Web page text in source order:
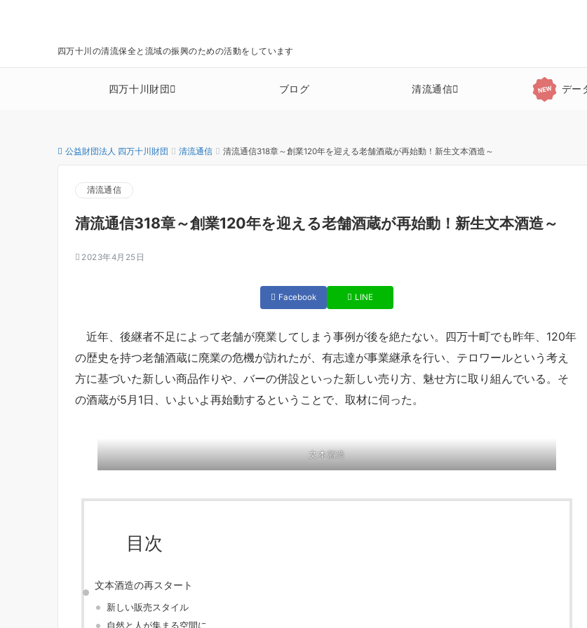
四万十川の清流保全と流域の振興のための活動をしています
四万十川財団 ブログ 清流通信 デー
公益財団法人 四万十川財団 清流通信 清流通信318章～創業120年を迎える老舗酒蔵が再始動！新生文本酒造～
清流通信
清流通信318章～創業120年を迎える老舗酒蔵が再始動！新生文本酒造～
2023年4月25日
Facebook LINE
近年、後継者不足によって老舗が廃業してしまう事例が後を絶たない。四万十町でも昨年、120年
の歴史を持つ老舗酒蔵に廃業の危機が訪れたが、有志達が事業継承を行い、テロワールという考え
方に基づいた新しい商品作りや、バーの併設といった新しい売り方、魅せ方に取り組んでいる。そ
の酒蔵が5月1日、いよいよ再始動するということで、取材に伺った。